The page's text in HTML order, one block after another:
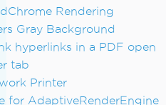
Rendering
Gray Background
hyperlinks in a PDF open
tab
Printer
for AdaptiveRenderEngine